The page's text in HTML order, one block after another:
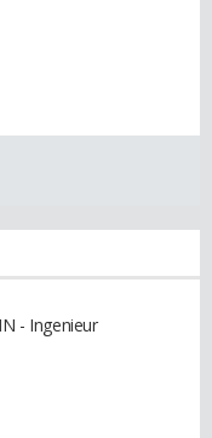
- Ingenieur